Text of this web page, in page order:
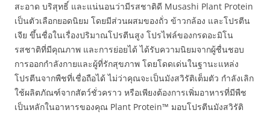
สะอาด บริสุทธิ์ และแน่นอนว่ามีรสชาติดี Musashi Plant Protein
เป็นตัวเลือกยอดนิยม โดยมีส่วนผสมของถั่ว ข้าวกล้อง และโปรตีน
เจีย ขึ้นชื่อในเรื่องปริมาณโปรตีนสูง โปรไฟล์ของกรดอะมิโน
รสชาติที่มีคุณภาพ และการย่อยได้ ได้รับความนิยมจากผู้ชื่นชอบ
การออกกำลังกายและผู้ที่รักสุขภาพ โดยโดดเด่นในฐานะแหล่ง
โปรตีนจากพืชที่เชื่อถือได้ ไม่ว่าคุณจะเป็นมังสวิรัติเต็มตัว กำลังเลิก
ใช้ผลิตภัณฑ์จากสัตว์ชั่วคราว หรือเพียงต้องการเพิ่มอาหารที่มีพืช
เป็นหลักในอาหารของคุณ Plant Protein™ มอบโปรตีนมังสวิรัติ